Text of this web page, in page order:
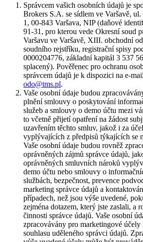
Správcem vašich osobních údajů je
Brokers S.A. se sídlem ve Varšavě,
1, 00-843 Varšava, NIP (daňové
91-31, pro kterou vede Okresní soud
Varšavu ve Varšavě, XIII. obchodní
soudního rejstříku, registrační spisy
0000204776, základní kapitál 3 537
splacený). Pověřenec pro ochranu
správcem údajů je k dispozici na e-
odo@tms.pl.
Vaše osobní údaje budou
plnění smlouvy o poskytování
služeb a smlouvy o demo účtu mezi
to včetně přijetí opatření na žádost
uzavřením těchto smluv, jakož i za
vyplývajících z předpisů týkajících se
Vaše osobní údaje budou rovněž
oprávněných zájmů správce údajů,
oprávněných smluvních nároků
demo účtu nebo smlouvy o
službách, bezpečnost, prevence
marketing správce údajů a
případech, než jsou výše uvedené,
zejména dotazem, který jste zaslali, a
činnosti správce údajů. Vaše osobní
zpracovávány pro marketingové účely
souhlasu uděleného správci údajů.